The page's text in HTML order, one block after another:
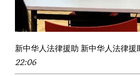
新中华人法律援助 新中华人法律援
22:06